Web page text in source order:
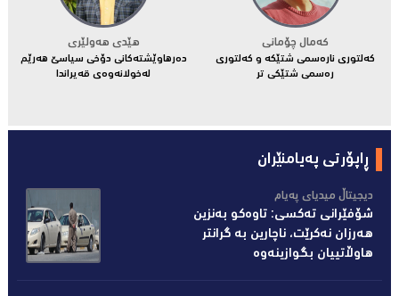
کەمال چۆمانى
کەلتوری نارەسمی شتێکە و کەلتوری
رەسمی شتێکی تر
هێدی هەولێری
دەرهاوێشتەکانی دۆخی سیاسێ هەرێم
لەخولانەوەی قەیراندا
ڕاپۆرتی پەیامنێران
دیجیتاڵ میدیاى پەیام
شۆفێرانى تەکسى: تاوەکو بەنزین
هەرزان نەکرێت، ناچارین بە گرانتر
هاوڵاتییان بگوازینەوە